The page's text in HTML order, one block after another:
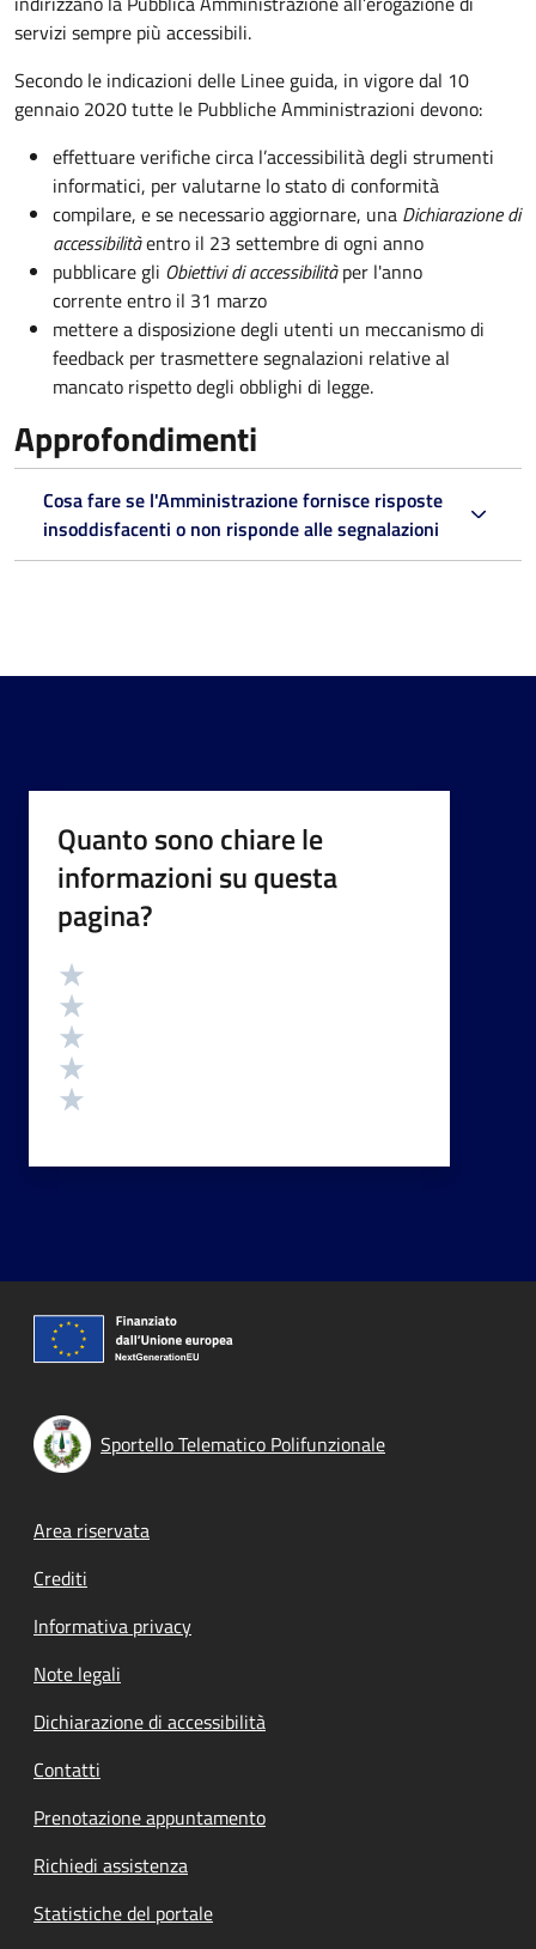
servizi sempre più accessibili.
Secondo le indicazioni delle Linee guida, in vigore dal 10
gennaio 2020 tutte le Pubbliche Amministrazioni devono:
effettuare verifiche circa l’accessibilità degli strumenti
informatici, per valutarne lo stato di conformità
compilare, e se necessario aggiornare, una Dichiarazione di
accessibilitàentro il 23 settembre di ogni anno
pubblicare gli Obiettivi di accessibilitàper l'anno
corrente entro il 31 marzo
mettere a disposizione degli utenti un meccanismo di
feedback per trasmettere segnalazioni relative al
mancato rispetto degli obblighi di legge.
Approfondimenti
Cosa fare se l'Amministrazione fornisce risposte
insoddisfacenti o non risponde alle segnalazioni
Quanto sono chiare le
informazioni su questa
pagina?
Valutazione
Sportello Telematico Polifunzionale
Footer menu
Area riservata
Crediti
Informativa privacy
Note legali
Dichiarazione di accessibilità
Contatti
Prenotazione appuntamento
Richiedi assistenza
Statistiche del portale